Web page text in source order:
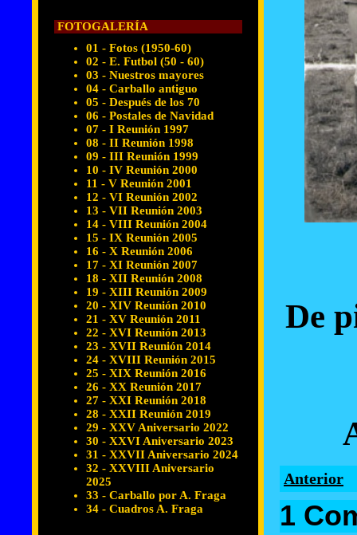
FOTOGALERÍA
01 - Fotos (1950-60)
02 - E. Futbol (50 - 60)
03 - Nuestros mayores
04 - Carballo antiguo
05 - Después de los 70
06 - Postales de Navidad
07 - I Reunión 1997
08 - II Reunión 1998
09 - III Reunión 1999
10 - IV Reunión 2000
11 - V Reunión 2001
12 - VI Reunión 2002
13 - VII Reunión 2003
14 - VIII Reunión 2004
15 - IX Reunión 2005
16 - X Reunión 2006
17 - XI Reunión 2007
18 - XII Reunión 2008
19 - XIII Reunión 2009
20 - XIV Reunión 2010
21 - XV Reunión 2011
22 - XVI Reunión 2013
23 - XVII Reunión 2014
24 - XVIII Reunión 2015
25 - XIX Reunión 2016
26 - XX Reunión 2017
27 - XXI Reunión 2018
28 - XXII Reunión 2019
29 - XXV Aniversario 2022
30 - XXVI Aniversario 2023
31 - XXVII Aniversario 2024
32 - XXVIII Aniversario
2025
33 - Carballo por A. Fraga
34 - Cuadros A. Fraga
De
Anterior
1